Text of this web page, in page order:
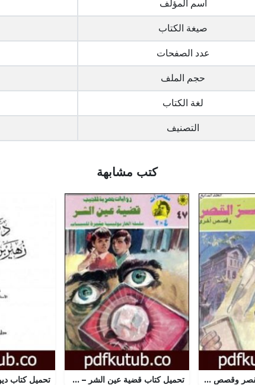
اسم المؤلف
صيغة الكتاب
عدد الصفحات
حجم الملف
لغة الكتاب
التصنيف
كتب مشابهة
تحميل كتاب سر القصر وقصص أخرى PDF تأليف نبيل فاروق مجانا [كامل] تحميل كتاب قضية عين الشر – مغامرات ع×2 PDF تأليف نبيل فاروق مجانا [كامل]